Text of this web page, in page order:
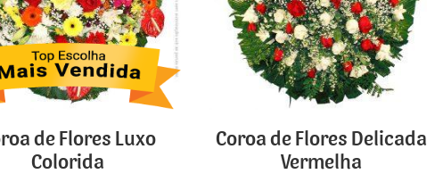
de Flores Luxo
Colorida
Coroa de Flores Delicada
Vermelha